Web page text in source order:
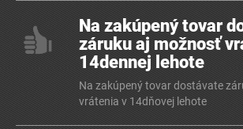
Na zakúpený tovar
záruku aj možnosť
14dennej lehote
Na zakúpený tovar dostávate
vrátenia v 14dňovej lehote